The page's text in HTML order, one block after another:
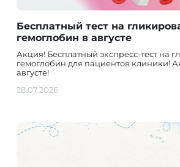
Бесплатный тест на
гемоглобин в августе
Акция! Бесплатный экспресс-тест на
гемоглобин для пациентов клиники!
августе!
28.07.2026